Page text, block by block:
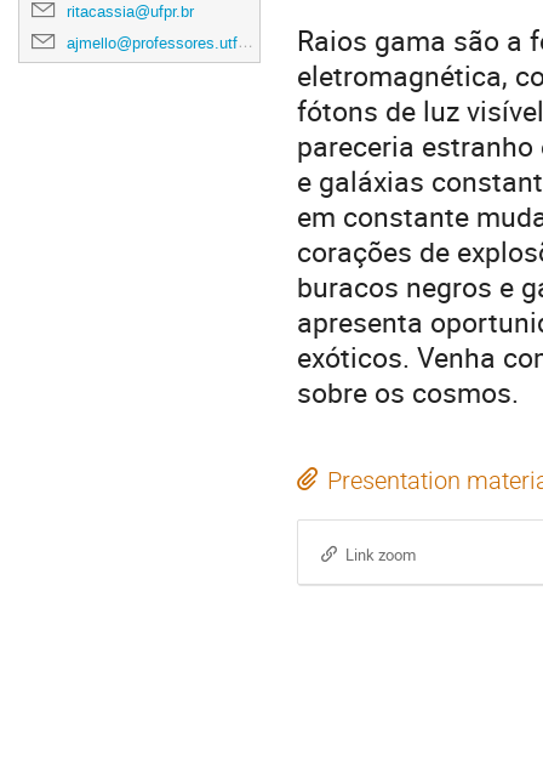
ritacassia@ufpr.br
ajmello@professores.utfpr.edu.br
Raios gama são a
eletromagnética,
fótons de luz
pareceria
e galáxias
em constante
corações de
buracos negros e
apresenta
exóticos. Venha
sobre os cosmos.
Presentation
Link zoom